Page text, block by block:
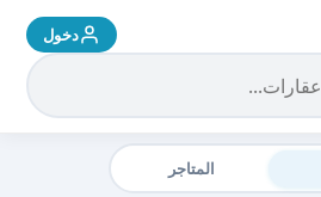
دخول
المتاجر